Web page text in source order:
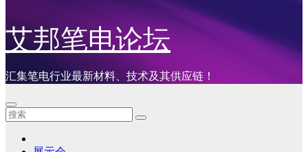
艾邦笔电论坛
汇集笔电行业最新材料、技术及其供应链！